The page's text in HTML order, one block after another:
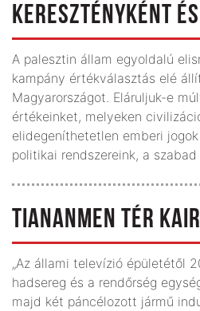
KERESZTÉNYKÉNT
A palesztin állam egyoldalú
kampány értékválasztás elé
Magyarországot. Eláruljuk-e
értékeinket, melyeken
elidegeníthetetlen emberi
politikai rendszereink, a
TIANANMEN TÉR
„Az állami televízió épületétől
hadsereg és a rendőrség
majd két páncélozott jármű